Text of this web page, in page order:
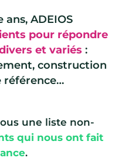
ADEIOS
pour répondre
et variés :
construction
référence…
une liste non-
qui nous ont fait
.